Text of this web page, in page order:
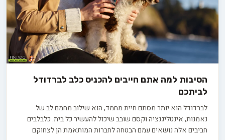
הסיבות למה אתם חייבים להכניס כלב לברדודל
לביתכם
לברדודל הוא יותר מסתם חיית מחמד, הוא שילוב מחמם לב של
נאמנות, אינטליגנציה וקסם שובב שיכול להעשיר כל בית. כלבלבים
חביבים אלה נושאים עמם הבטחה לחברות המותאמת הן לצחוקם